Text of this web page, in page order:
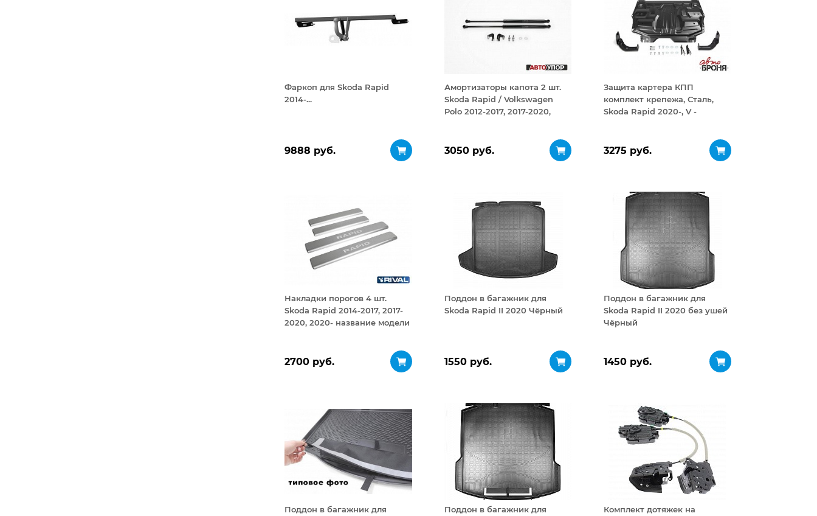
Фаркоп для Skoda Rapid
2014-...
9888 руб.
Амортизаторы капота 2 шт.
Skoda Rapid / Volkswagen
Polo 2012-2017, 2017-2020,
3050 руб.
Защита картера КПП
комплект крепежа, Сталь,
Skoda Rapid 2020-, V -
125л.с./Volkswagen Polo Sed
3275 руб.
Накладки порогов 4 шт.
Skoda Rapid 2014-2017, 2017-
2020, 2020- название модели
2700 руб.
Поддон в багажник для
Skoda Rapid II 2020 Чёрный
1550 руб.
Поддон в багажник для
Skoda Rapid II 2020 без ушей
Чёрный
1450 руб.
Поддон в багажник для Поддон в багажник для Комплект дотяжек на